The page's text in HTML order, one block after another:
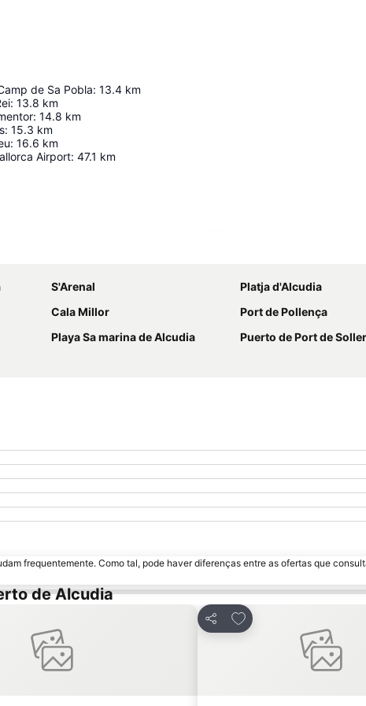
de Sa Pobla: 13.4 km
: 13.8 km
: 14.8 km
: 15.3 km
: 16.6 km
Airport: 47.1 km
S'Arenal
Platja d'Alcudia
Cala Millor
Port de Pollença
Playa Sa marina de Alcudia
Puerto de Port de Soller
frequentemente. Como tal, pode haver diferenças entre as ofertas que
de Alcudia
favoritos
Partilhar
Adicionar aos